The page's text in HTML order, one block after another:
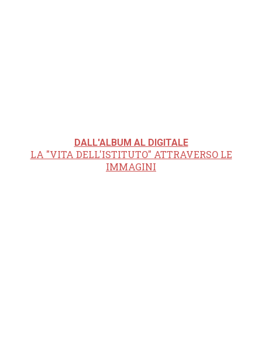
DALL'ALBUM AL DIGITALE
LA "VITA DELL'ISTITUTO" ATTRAVERSO LE
IMMAGINI